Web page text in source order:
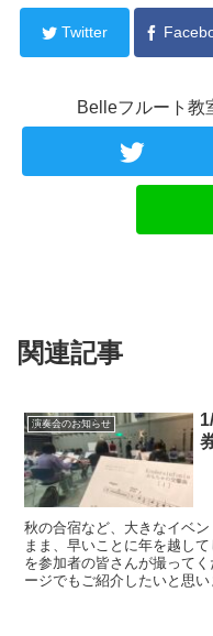
Twitter
Belleフルート教
関連記事
演奏会のお知らせ
秋の合宿など、大きなイベ
まま、早いことに年を越し
を参加者の皆さんが撮って
ージでもご紹介したいと